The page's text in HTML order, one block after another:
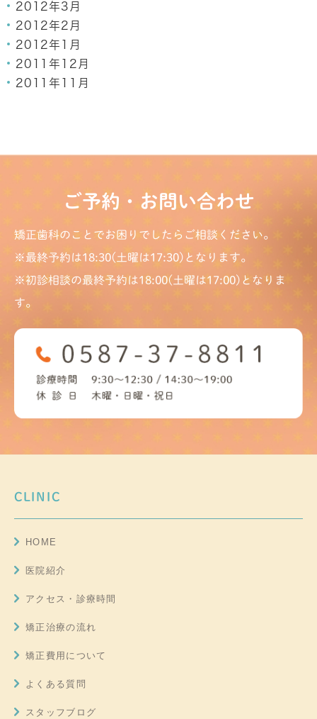
2012年3月
2012年2月
2012年1月
2011年12月
2011年11月
ご予約・お問い合わせ
矯正歯科のことでお困りでしたらご相談ください。
※最終予約は18:30(土曜は17:30)となります。
※初診相談の最終予約は18:00(土曜は17:00)となりま
す。
CLINIC
HOME
医院紹介
アクセス・診療時間
矯正治療の流れ
矯正費用について
よくある質問
スタッフブログ